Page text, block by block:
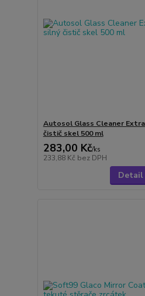
Autosol Glass Cleaner
čistič skel 500 ml
283,00 Kč/ks
233,88 Kč bez DPH
Detail